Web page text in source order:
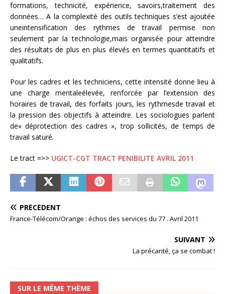
formations, technicité, expérience, savoirs,traitement des
données… A la complexité des outils techniques s’est ajoutée
uneintensification des rythmes de travail permise non
seulement par la technologie,mais organisée pour atteindre
des résultats de plus en plus élevés en termes quantitatifs et
qualitatifs.
Pour les cadres et les techniciens, cette intensité donne lieu à
une charge mentaleélevée, renforcée par l’extension des
horaires de travail, des forfaits jours, les rythmesde travail et
la pression des objectifs à atteindre. Les sociologues parlent
de« déprotection des cadres », trop sollicités, de temps de
travail saturé.
Le tract =>> UGICT-CGT TRACT PENIBILITE AVRIL 2011
PRÉCÉDENT
France-Télécom/Orange : échos des services du 77 . Avril 2011
SUIVANT
La précarité, ça se combat !
SUR LE MÊME THÈME